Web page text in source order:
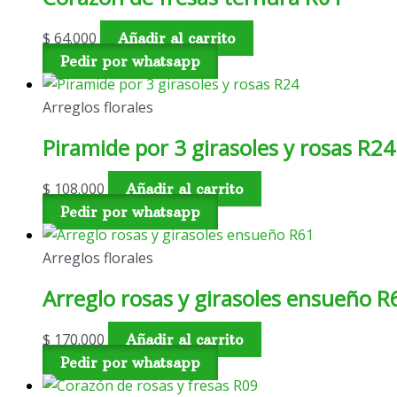
$ 64.000
Añadir al carrito
Pedir por whatsapp
Arreglos florales
Piramide por 3 girasoles y rosas R24
$ 108.000
Añadir al carrito
Pedir por whatsapp
Arreglos florales
Arreglo rosas y girasoles ensueño
$ 170.000
Añadir al carrito
Pedir por whatsapp